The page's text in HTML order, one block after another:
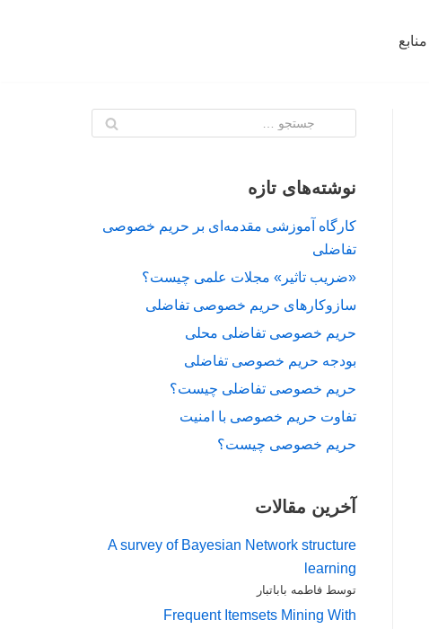
منابع
نوشته‌های تازه
کارگاه آموزشی مقدمه‌ای بر حریم خصوصی
تفاضلی
«ضریب تاثیر» مجلات علمی چیست؟
سازوکارهای حریم خصوصی تفاضلی
حریم خصوصی تفاضلی محلی
بودجه حریم خصوصی تفاضلی
حریم خصوصی تفاضلی چیست؟
تفاوت حریم خصوصی با امنیت
حریم خصوصی چیست؟
آخرین مقالات
A survey of Bayesian Network structure
learning
توسط فاطمه باباتبار
Frequent Itemsets Mining With